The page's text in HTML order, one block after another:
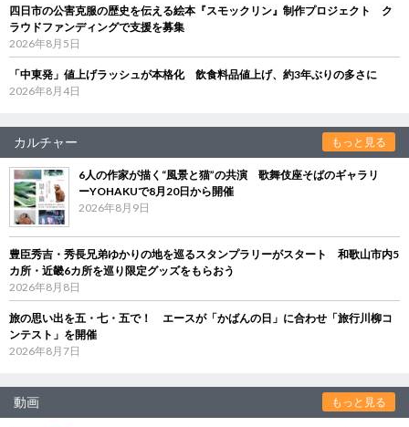
四日市の公害克服の歴史を伝える絵本『スモックリン』制作プロジェクト ク
ラウドファンディングで支援を募集
2026年8月5日
「中東発」値上げラッシュが本格化 飲食料品値上げ、約3年ぶりの多さに
2026年8月4日
カルチャー もっと見る
6人の作家が描く“風景と猫”の共演 歌舞伎座そばのギャラリ
ーYOHAKUで8月20日から開催
2026年8月9日
豊臣秀吉・秀長兄弟ゆかりの地を巡るスタンプラリーがスタート 和歌山市内5
カ所・近畿6カ所を巡り限定グッズをもらおう
2026年8月8日
旅の思い出を五・七・五で！ エースが「かばんの日」に合わせ「旅行川柳コ
ンテスト」を開催
2026年8月7日
動画 もっと見る